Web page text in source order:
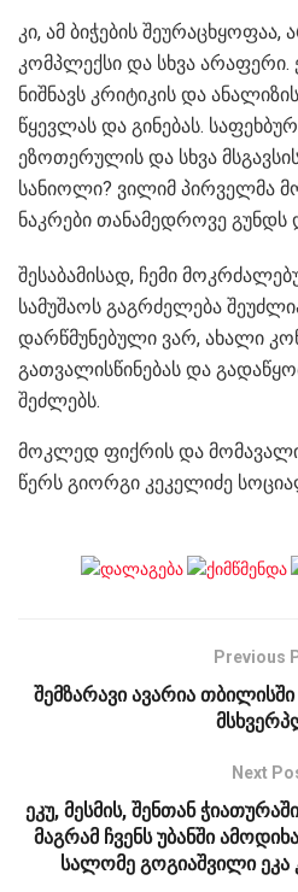
კი, ამ ბიჭების
კომპლექსი და სხვა არაფერი.
ნიშნავს კრიტიკის და
წყევლას და გინებას.
ეზოთერულის და სხვა
სანიოლი? ვილიმ პირველმა
ნაკრები თანამედროვე გუნდს
შესაბამისად, ჩემი
სამუშაოს გაგრძელება
დარწმუნებული ვარ, ახალი
გათვალისწინებას და
შეძლებს.
მოკლედ ფიქრის და
წერს გიორგი კეკელიძე
Previous
შემზარავი ავარია თბილისში
Next
ეკუ, მესმის, შენთან
მაგრამ ჩვენს უბანში
სალომე გოგიაშვილი ეკა